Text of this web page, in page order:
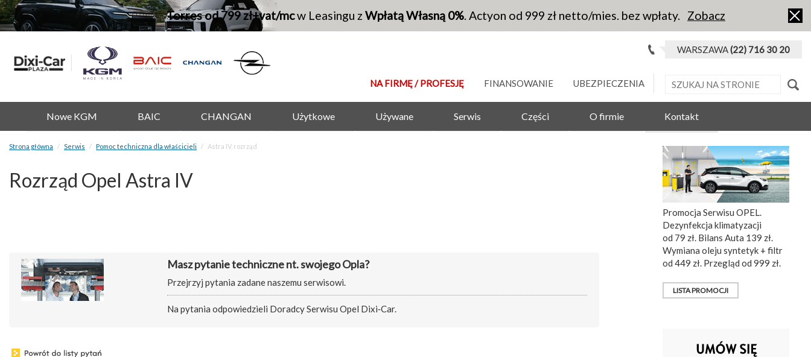
Torres od 799 zł+vat/mcw Leasingu z Wpłatą Własną 0%. Actyon od 999 zł netto/mies. bez wpłaty. Zobacz
WARSZAWA(22) 716 30 20
NA FIRMĘ / PROFESJĘ FINANSOWANIE UBEZPIECZENIA
Nowe KGM BAIC CHANGAN Użytkowe Używane Serwis Części O firmie Kontakt
Strona główna Serwis Pomoc techniczna dla właścicieli Astra IV, rozrząd
Rozrząd Opel Astra IV
Masz pytanie techniczne nt. swojego Opla?
Przejrzyj pytania zadane naszemu serwisowi.
Na pytania odpowiedzieli Doradcy Serwisu Opel Dixi‑Car.
Promocja Serwisu OPEL.
Dezynfekcja klimatyzacji
od 79 zł. Bilans Auta 139 zł.
Wymiana oleju syntetyk + filtr
od 449 zł. Przegląd od 999 zł.
LISTA PROMOCJI